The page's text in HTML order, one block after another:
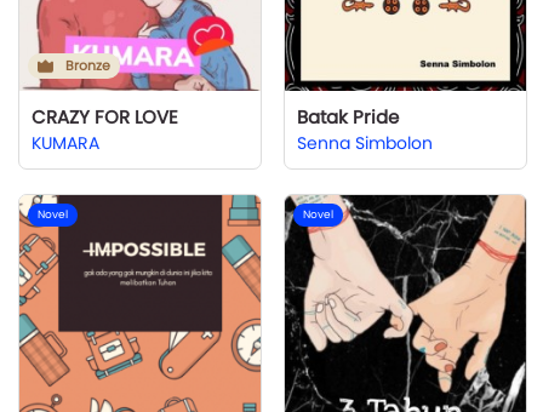
Bronze
CRAZY FOR LOVE
KUMARA
Batak Pride
Senna Simbolon
Novel Novel